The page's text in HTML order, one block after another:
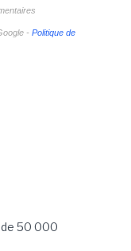
- Politique de
50 000